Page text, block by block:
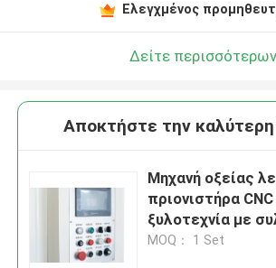
Ελεγχμένος
Δείτε περισσότερων
Αποκτήστε την καλύτερη
Μηχανή οξείας
πριονιστήρα CNC
ξυλοτεχνία με
πυρήνα διήθησης
MOQ： 1 Set